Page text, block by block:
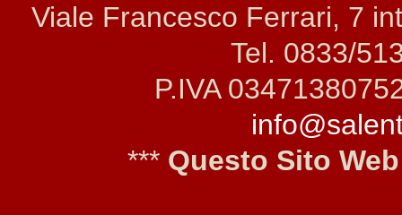
Viale Francesco Ferrari, 7
Tel. 0833/
P.IVA
*** Questo Sito